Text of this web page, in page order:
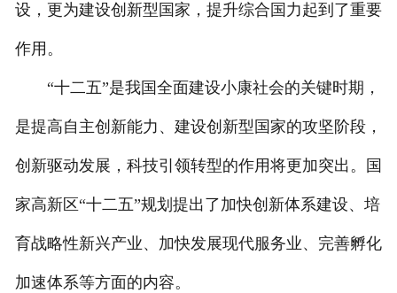
设，更为建设创新型国家，提升综合国力起到了重要
作用。
“十二五”是我国全面建设小康社会的关键时期，
是提高自主创新能力、建设创新型国家的攻坚阶段，
创新驱动发展，科技引领转型的作用将更加突出。国
家高新区“十二五”规划提出了加快创新体系建设、培
育战略性新兴产业、加快发展现代服务业、完善孵化
加速体系等方面的内容。